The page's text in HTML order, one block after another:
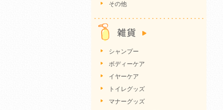
その他
シャンプー
ボディーケア
イヤーケア
トイレグッズ
マナーグッズ